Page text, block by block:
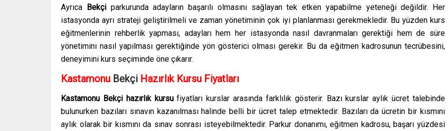
Ayrıca Bekçi parkurunda adayların başarılı olmasını sağlayan tek etken yapabilme yeteneği değildir. Her
istasyonda ayrı strateji geliştirilmeli ve zaman yönetiminin çok iyi planlanması gerekmekledir. Bu yüzden kurs
eğitmenlerinin rehberlik yapması, adayları hem her istasyonda nasıl davranmaları gerektiği hem de süre
yönetimini nasıl yapılması gerektiğinde yön gösterici olması gerekir. Bu da eğitmen kadrosunun tecrübesini,
deneyimini kurs seçiminde öne çıkarır.
Kastamonu Bekçi Hazırlık Kursu Fiyatları
Kastamonu Bekçi hazırlık kursufiyatları kurslar arasında farklılık gösterir. Bazı kurslar aylık ücret talebinde
bulunurken bazıları sınavın kazanılması halinde belli bir ücret talep etmektedir. Bazıları da ücretin bir kısmını
aylık olarak bir kısmını da sınav sonrası isteyebilmektedir. Parkur donanımı, eğitmen kadrosu, başarı yüzdesi